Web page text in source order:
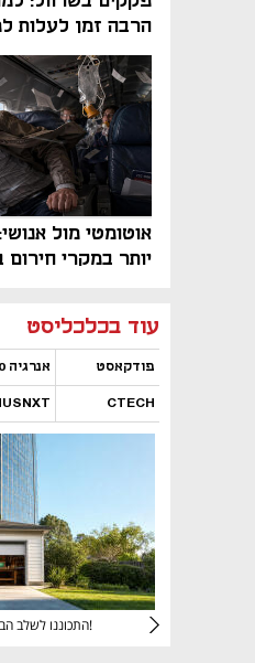
הרבה זמן לעלות
אוטומטי מול
יותר במקרי חירום
עוד בכלכליסט
פודקאסט אנרגיה 360
CTECH
התכוננו לשלב הבא בצמיחה שלכם!